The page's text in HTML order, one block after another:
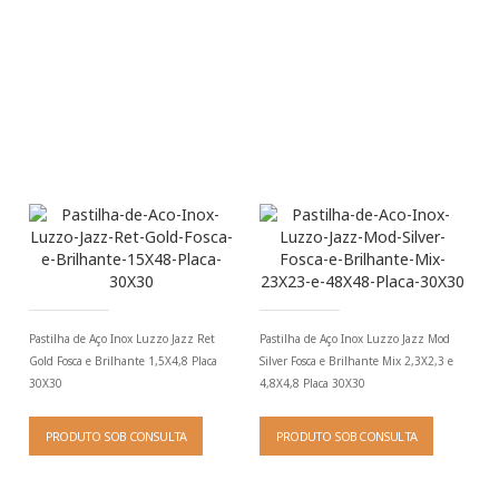
Pastilha de Aço Inox Luzzo Jazz Ret
Gold Fosca e Brilhante 1,5X4,8 Placa
30X30
PRODUTO SOB CONSULTA
Pastilha de Aço Inox Luzzo Jazz Mod
Silver Fosca e Brilhante Mix 2,3X2,3 e
4,8X4,8 Placa 30X30
PRODUTO SOB CONSULTA